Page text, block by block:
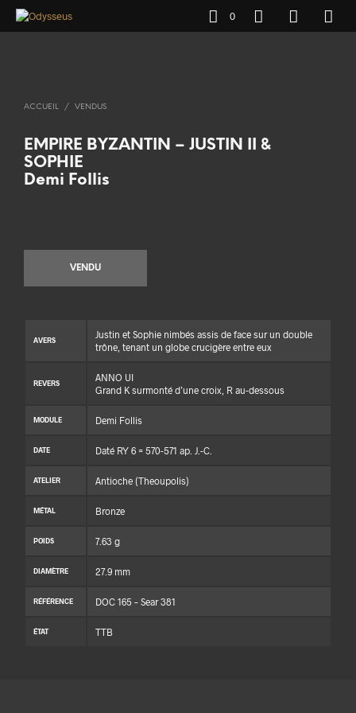
0
ACCUEIL / VENDUS
EMPIRE BYZANTIN – JUSTIN II &
SOPHIE
Demi Follis
VENDU
AVERS
Justin et Sophie nimbés assis de face sur un double
trône, tenant un globe crucigère entre eux
REVERS
ANNO UI
Grand K surmonté d’une croix, R au-dessous
MODULE Demi Follis
DATE Daté RY 6 = 570-571 ap. J.-C.
ATELIER Antioche (Theoupolis)
MÉTAL Bronze
POIDS 7.63 g
DIAMÈTRE 27.9 mm
RÉFÉRENCE DOC 165 – Sear 381
ÉTAT TTB